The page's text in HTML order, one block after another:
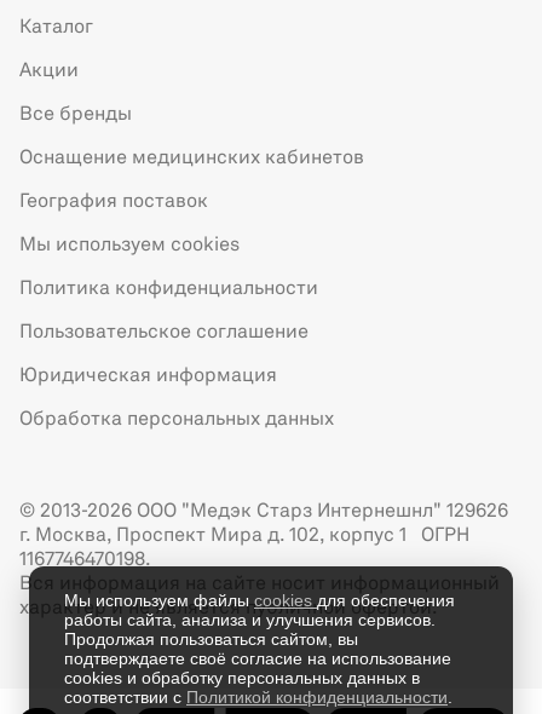
Каталог
Акции
Все бренды
Оснащение медицинских кабинетов
География поставок
Мы используем cookies
Политика конфиденциальности
Пользовательское соглашение
Юридическая информация
Обработка персональных данных
© 2013-2026 ООО "Медэк Старз Интернешнл" 129626
г. Москва, Проспект Мира д. 102, корпус 1 ОГРН
1167746470198.
Вся информация на сайте носит информационный
характер и не является публичной офертой.
Мы используем файлыcookies для обеспечения
работы сайта, анализа и улучшения сервисов.
Продолжая пользоваться сайтом, вы
подтверждаете своё согласие на использование
cookies и обработку персональных данных в
соответствии с Политикой конфиденциальности